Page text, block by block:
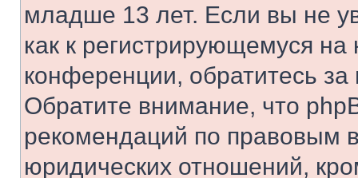
младше 13 лет. Если вы не
как к регистрирующемуся
конференции, обратитесь
Обратите внимание, что
рекомендаций по правовым
юридических отношений,